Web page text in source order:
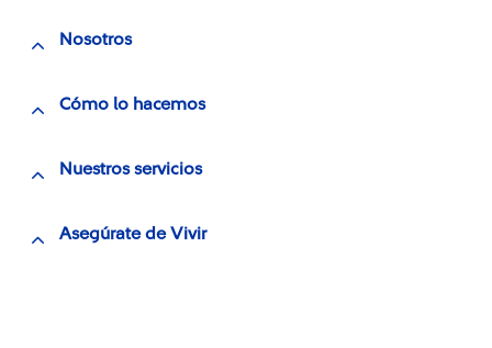
Nosotros
Cómo lo hacemos
Nuestros servicios
Asegúrate de Vivir